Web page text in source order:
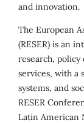
and innovation.
The European
(RESER) is an
research,
services, with a
systems, and
RESER
Latin American